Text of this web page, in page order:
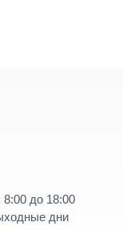
до 18:00
дни